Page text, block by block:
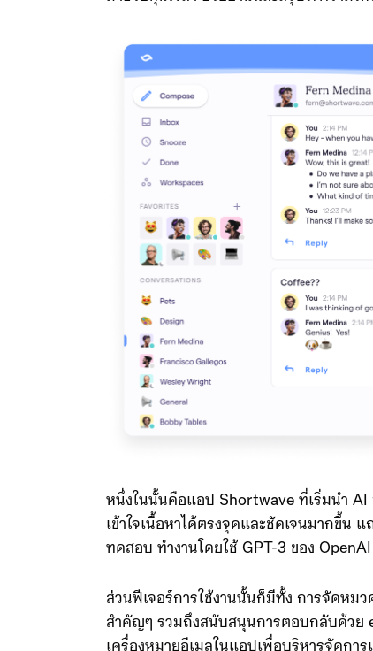
หนึ่งในนั้นคือแอป Shortwave ที่เริ่มนำ AI
เข้าใจเนื้อหาได้ตรงจุดและชัดเจนมากขึ้น
ทดสอบ ทำงานโดยใช้ GPT-3 ของ
ส่วนฟีเจอร์การใช้งานนั้นก็มีทั้ง การจัดหม
สำคัญๆ รวมถึงสนับสนุนการตอบกลับด้วย
เครื่องหมายอีเมลในแอปเพื่อบริหารจัดกา